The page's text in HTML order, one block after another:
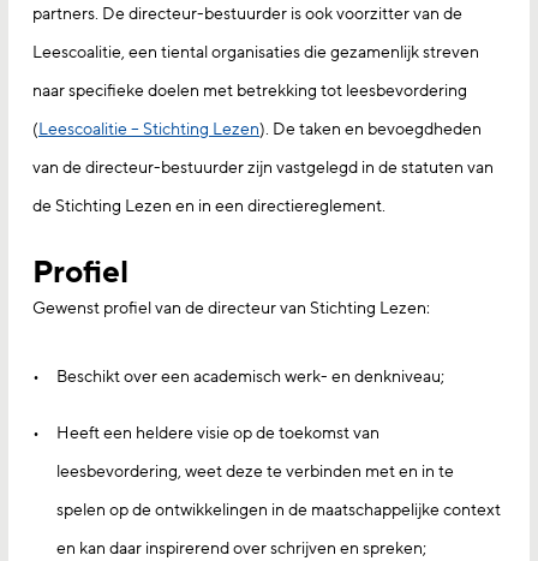
partners. De directeur-bestuurder is ook voorzitter van de
Leescoalitie, een tiental organisaties die gezamenlijk streven
naar specifieke doelen met betrekking tot leesbevordering
(Leescoalitie – Stichting Lezen). De taken en bevoegdheden
van de directeur-bestuurder zijn vastgelegd in de statuten van
de Stichting Lezen en in een directiereglement.
Profiel
Gewenst profiel van de directeur van Stichting Lezen:
Beschikt over een academisch werk- en denkniveau;
Heeft een heldere visie op de toekomst van
leesbevordering, weet deze te verbinden met en in te
spelen op de ontwikkelingen in de maatschappelijke context
en kan daar inspirerend over schrijven en spreken;